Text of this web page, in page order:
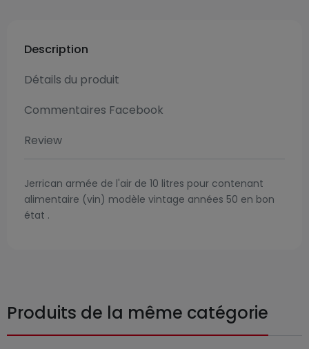
Description
Détails du produit
Commentaires Facebook
Review
Jerrican armée de l'air de 10 litres pour contenant
alimentaire (vin) modèle vintage années 50 en bon
état .
Produits de la même catégorie